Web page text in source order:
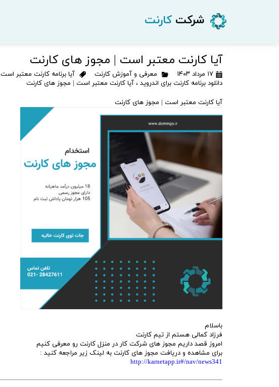
شرکت کارنت
آیا کارنت معتبر است | مجوز های کارنت
۱۷ مرداد ۱۴۰۳ معرفی و آموزش کارنت آیا برنامه کارنت معتبر است
دانلود برنامه کارنت برای اندروید ، آیا کارنت معتبر است | مجوز های کارنت
آیا کارنت معتبر است | مجوز های کارنت
باسلام
فرزاد کمالی هستم از تیم کارنت
امروز قصد داریم مجوز های شرکت کار در منزل کارنت رو معرفی کنیم
برای مشاهده و دریافت مجوز های کارنت به لینک زیر مراجعه کنید :
http://karnetapp.ir#/nav/news341